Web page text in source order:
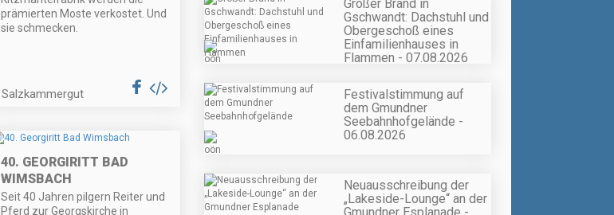
prämierten Moste verkostet. Und
sie schmecken.
Salzkammergut
40. GEORGIRITT BAD
WIMSBACH
Seit 40 Jahren pilgern Reiter und
Pferd zur Georgskirche in
Großer Brand in
Gschwandt: Dachstuhl und
Obergeschoß eines
Einfamilienhauses in
Flammen - 07.08.2026
Festivalstimmung auf
dem Gmundner
Seebahnhofgelände -
06.08.2026
Neuausschreibung der
„Lakeside-Lounge“ an der